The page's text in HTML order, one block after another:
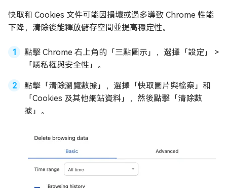
快取和 Cookies 文件可能因損壞或過多導致 Chrome 性能
下降，清除後能釋放儲存空間並提高穩定性。
點擊 Chrome 右上角的「三點圖示」，選擇「設定」 >
「隱私權與安全性」。
點擊「清除瀏覽數據」，選擇「快取圖片與檔案」和
「Cookies 及其他網站資料」，然後點擊「清除數
據」。